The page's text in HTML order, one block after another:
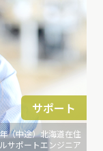
（中途）北海道在住
サポートエンジニア
サポート